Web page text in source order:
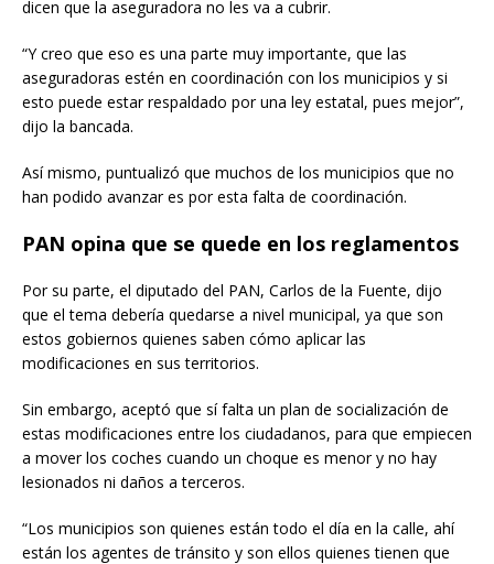
dicen que la aseguradora no les va a cubrir.
“Y creo que eso es una parte muy importante, que las
aseguradoras estén en coordinación con los municipios y si
esto puede estar respaldado por una ley estatal, pues mejor”,
dijo la bancada.
Así mismo, puntualizó que muchos de los municipios que no
han podido avanzar es por esta falta de coordinación.
PAN opina que se quede en los reglamentos
Por su parte, el diputado del PAN, Carlos de la Fuente, dijo
que el tema debería quedarse a nivel municipal, ya que son
estos gobiernos quienes saben cómo aplicar las
modificaciones en sus territorios.
Sin embargo, aceptó que sí falta un plan de socialización de
estas modificaciones entre los ciudadanos, para que empiecen
a mover los coches cuando un choque es menor y no hay
lesionados ni daños a terceros.
“Los municipios son quienes están todo el día en la calle, ahí
están los agentes de tránsito y son ellos quienes tienen que